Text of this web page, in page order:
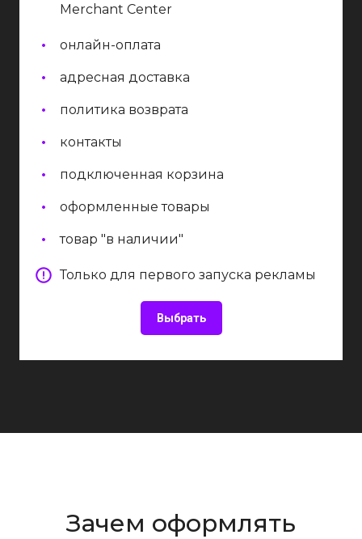
Merchant Center
онлайн-оплата
адресная доставка
политика возврата
контакты
подключенная корзина
оформленные товары
товар "в наличии"
Только для первого запуска рекламы
Выбрать
Зачем оформлять